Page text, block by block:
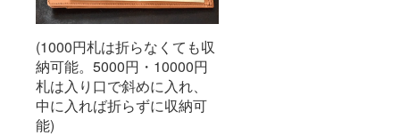
(1000円札は折らなくても収
納可能。5000円・10000円
札は入り口で斜めに入れ、
中に入れば折らずに収納可
能)